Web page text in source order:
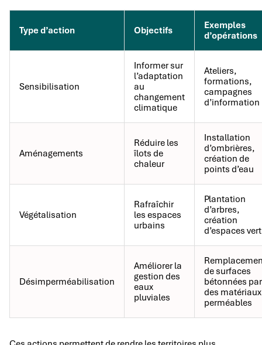
Type d’action Objectifs
Exemples
d’opérations
Sensibilisation
Informer sur
l’adaptation
au
changement
climatique
Ateliers,
formations,
campagnes
d’information
Aménagements
Réduire les
îlots de
chaleur
Installation
d’ombrières,
création de
points d’eau
Végétalisation
Rafraîchir
les espaces
urbains
Plantation
d’arbres,
création
d’espaces
Désimperméabilisation
Améliorer la
gestion des
eaux
pluviales
de surfaces
bétonnées par
des matériaux
perméables